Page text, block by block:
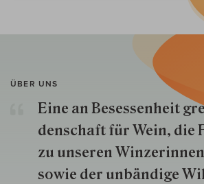
ÜBER UNS
Eine an Besessenheit
den­schaft für Wein, die
zu unseren
so­wie der un­bän­dige